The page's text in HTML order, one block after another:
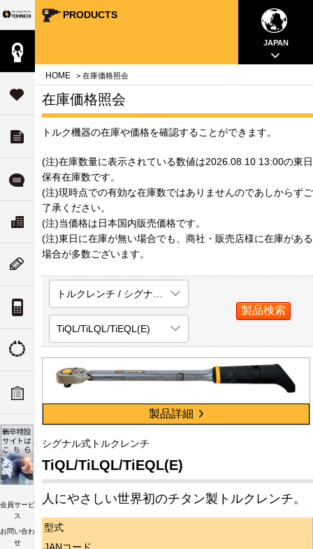
Your Torque Partner TOHNICHI
サポート
ダウンロード
よくある質問
会社案内
トルク単位の換算
トルクの由来
会員サービ
ス
お問い合わ
せ
close
close
close
デ
ツリ
close
て
ティ
close
close
close PRODUCTS
JAPAN
HOME > 在庫価格照会
在庫価格照会
トルク機器の在庫や価格を確認することができます。
(注)在庫数量に表示されている数値は2026.08.10 13:00の東日
保有在庫数です。
(注)現時点での有効な在庫数ではありませんのであしからずご
了承ください。
(注)当価格は日本国内販売価格です。
(注)東日に在庫が無い場合でも、商社・販売店様に在庫がある
場合が多数ございます。
TiQL/TiLQL/TiEQL(E)
製品詳細
シグナル式トルクレンチ
TiQL/TiLQL/TiEQL(E)
人にやさしい世界初のチタン製トルクレンチ。
型式